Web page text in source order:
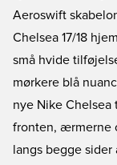
Aeroswift
Chelsea 17/18
små hvide
mørkere blå
nye Nike Chelsea
fronten, ærmerne
langs begge